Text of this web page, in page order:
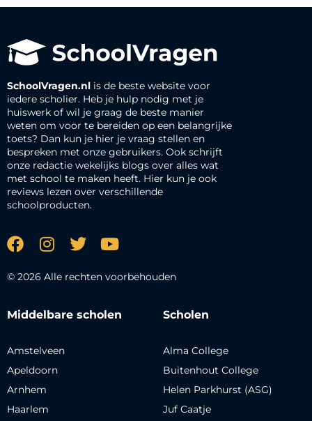
SchoolVragen.nl is de beste website voor
iedere scholier. Heb je hulp nodig met je
huiswerk of wil je graag de beste manier
weten om voor te bereiden op een belangrijke
toets? Dan kun je hier je vraag stellen en
bespreken met onze gebruikers. Ook schrijft
onze redactie wekelijks blogs over alles wat
met school te maken heeft. Hier kun je ook
reviews lezen over verschillende
schoolproducten.
© 2026 Alle rechten voorbehouden
Middelbare scholen
Amstelveen
Apeldoorn
Arnhem
Haarlem
Scholen
Alma College
Buitenhout College
Helen Parkhurst (ASG)
Juf Caatje